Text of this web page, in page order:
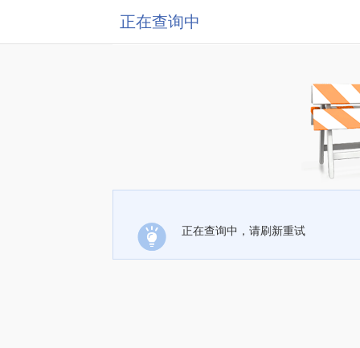
正在查询中
正在查询中，请刷新重试